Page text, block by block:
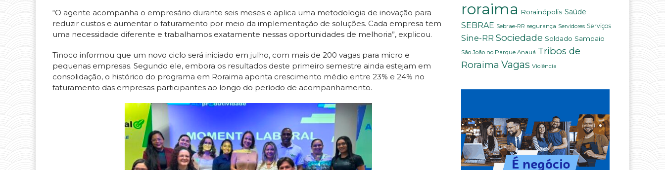
“O agente acompanha o empresário durante seis meses e aplica uma metodologia de inovação para
reduzir custos e aumentar o faturamento por meio da implementação de soluções. Cada empresa tem
uma necessidade diferente e trabalhamos exatamente nessas oportunidades de melhoria”, explicou.
Tinoco informou que um novo ciclo será iniciado em julho, com mais de 200 vagas para micro e
pequenas empresas. Segundo ele, embora os resultados deste primeiro semestre ainda estejam em
consolidação, o histórico do programa em Roraima aponta crescimento médio entre 23% e 24% no
faturamento das empresas participantes ao longo do período de acompanhamento.
roraima Rorainópolis Saúde
SEBRAE Sebrae-RR segurança Servidores Serviços
Sine-RR Sociedade Soldado Sampaio
São João no Parque Anauá Tribos de
Roraima Vagas Violência